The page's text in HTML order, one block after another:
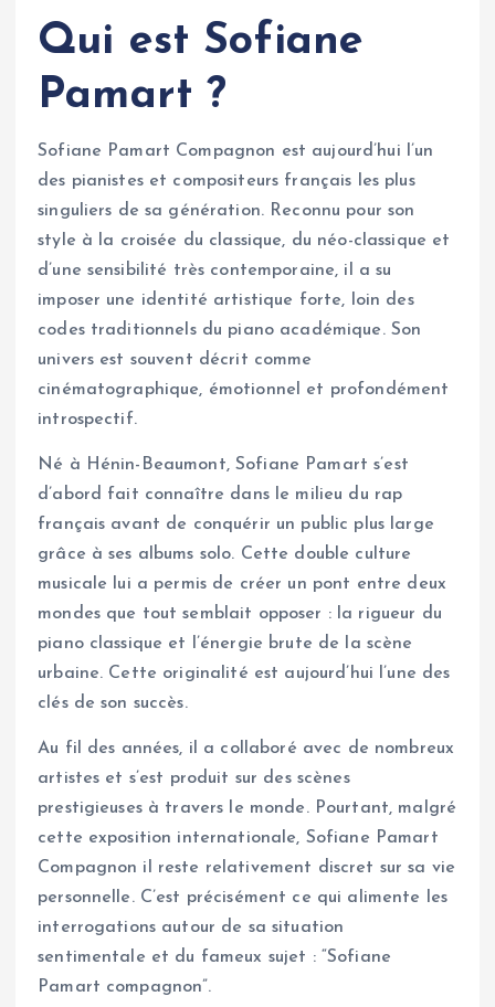
Qui est Sofiane
Pamart ?
Sofiane Pamart Compagnon est aujourd’hui l’un
des pianistes et compositeurs français les plus
singuliers de sa génération. Reconnu pour son
style à la croisée du classique, du néo-classique et
d’une sensibilité très contemporaine, il a su
imposer une identité artistique forte, loin des
codes traditionnels du piano académique. Son
univers est souvent décrit comme
cinématographique, émotionnel et profondément
introspectif.
Né à Hénin-Beaumont, Sofiane Pamart s’est
d’abord fait connaître dans le milieu du rap
français avant de conquérir un public plus large
grâce à ses albums solo. Cette double culture
musicale lui a permis de créer un pont entre deux
mondes que tout semblait opposer : la rigueur du
piano classique et l’énergie brute de la scène
urbaine. Cette originalité est aujourd’hui l’une des
clés de son succès.
Au fil des années, il a collaboré avec de nombreux
artistes et s’est produit sur des scènes
prestigieuses à travers le monde. Pourtant, malgré
cette exposition internationale, Sofiane Pamart
Compagnon il reste relativement discret sur sa vie
personnelle. C’est précisément ce qui alimente les
interrogations autour de sa situation
sentimentale et du fameux sujet : “Sofiane
Pamart compagnon”.